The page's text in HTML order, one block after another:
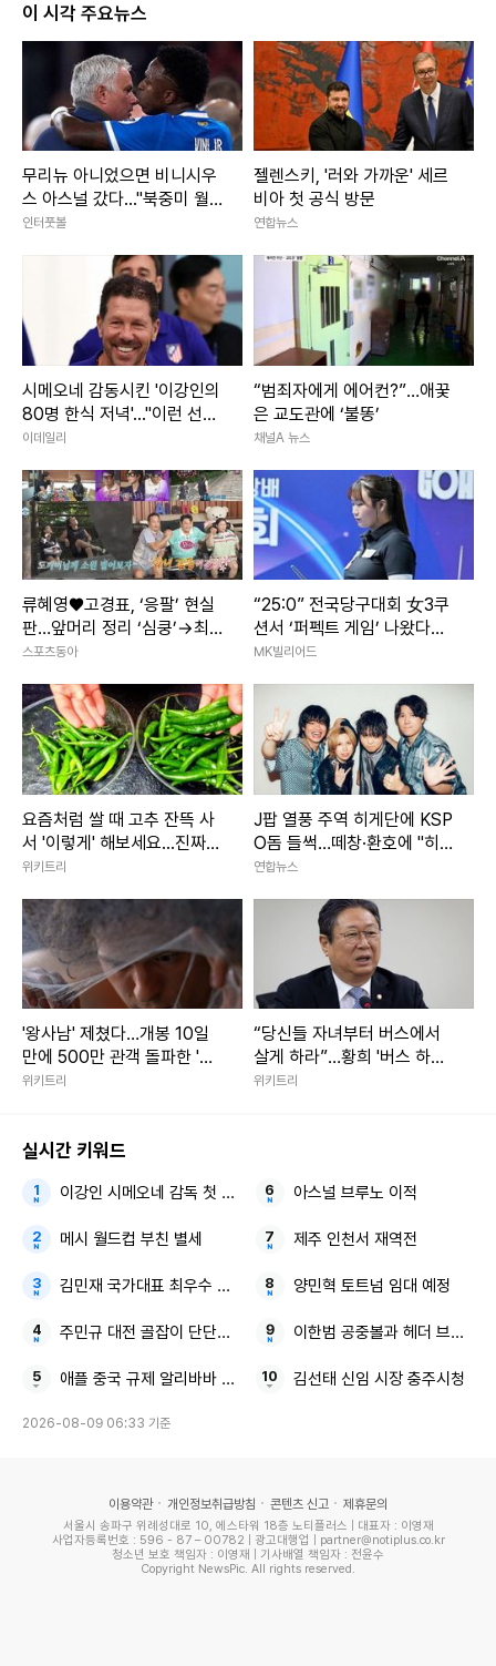
이 시각 주요뉴스
무리뉴 아니었으면 비니시우
스 아스널 갔다..."북중미 월드
컵 기간 중에 걸었던 전화 한
인터풋볼
젤렌스키, '러와 가까운' 세르
비아 첫 공식 방문
연합뉴스
시메오네 감동시킨 '이강인의
80명 한식 저녁'..."이런 선수
필요했다"
이데일리
“범죄자에게 에어컨?”…애꿎
은 교도관에 ‘불똥’
채널A 뉴스
류혜영♥고경표, ‘응팔’ 현실
판…앞머리 정리 ‘심쿵’→최고
7.8% (나혼산)
스포츠동아
“25:0” 전국당구대회 女3쿠
션서 ‘퍼펙트 게임’ 나왔다…
국내1위 박세정, 황령인에 완
MK빌리어드
요즘처럼 쌀 때 고추 잔뜩 사
서 '이렇게' 해보세요...진짜
'밥도둑'이라 인정합니다
위키트리
J팝 열풍 주역 히게단에 KSP
O돔 들썩…떼창·환호에 "히게
야호"
연합뉴스
'왕사남' 제쳤다…개봉 10일
만에 500만 관객 돌파한 '대
작 영화'
위키트리
“당신들 자녀부터 버스에서
살게 하라”…황희 '버스 하우
스'에 직격탄
위키트리
실시간 키워드
이강인 시메오네 감독 첫 인상
메시 월드컵 부친 별세
김민재 국가대표 최우수 선수
주민규 대전 골잡이 단단한 팀
애플 중국 규제 알리바바 큐원
아스널 브루노 이적
제주 인천서 재역전
양민혁 토트넘 임대 예정
이한범 공중볼과 헤더 브뤼헤
김선태 신임 시장 충주시청
2026-08-09 06:33 기준
이용약관 개인정보취급방침 콘텐츠 신고 제휴문의
서울시 송파구 위례성대로 10, 에스타워 18층 노티플러스 | 대표자 : 이영재
사업자등록번호 : 596 - 87 – 00782 | 광고대행업 | partner@notiplus.co.kr
청소년 보호 책임자 : 이영재 | 기사배열 책임자 : 전윤수
Copyright NewsPic. All rights reserved.